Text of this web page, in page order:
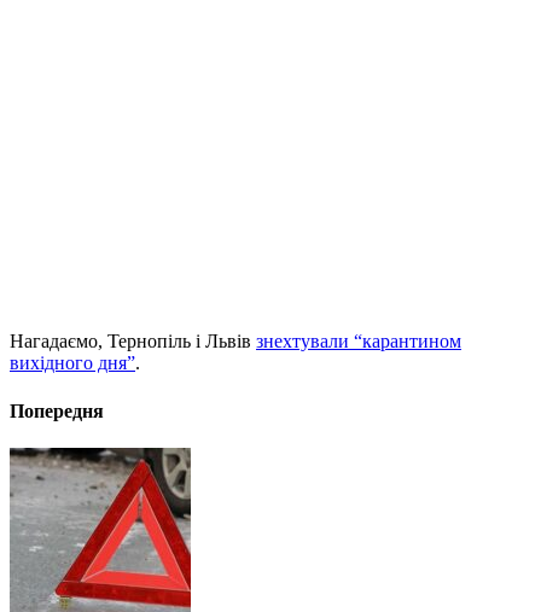
Нагадаємо, Тернопіль і Львів знехтували “карантином
вихідного дня”.
Попередня